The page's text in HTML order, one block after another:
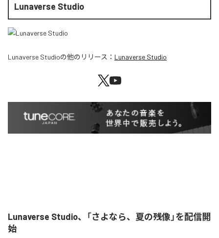
Lunaverse Studio
Lunaverse Studioの他のリリース： Lunaverse Studio
Lunaverse Studio、「さよなら、夏の残像」を配信開
始